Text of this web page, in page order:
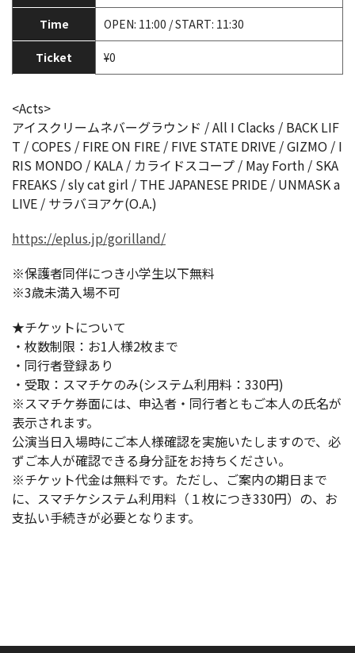
Time OPEN: 11:00 / START: 11:30
Ticket ¥0
<Acts>
アイスクリームネバーグラウンド / All I Clacks / BACK LIF
T / COPES / FIRE ON FIRE / FIVE STATE DRIVE / GIZMO / I
RIS MONDO / KALA / カライドスコープ / May Forth / SKA
FREAKS / sly cat girl / THE JAPANESE PRIDE / UNMASK a
LIVE / サラバヨアケ(O.A.)
https://eplus.jp/gorilland/
※保護者同伴につき小学生以下無料
※3歳未満入場不可
★チケットについて
・枚数制限：お1人様2枚まで
・同行者登録あり
・受取：スマチケのみ(システム利用料：330円)
※スマチケ券面には、申込者・同行者ともご本人の氏名が
表示されます。
公演当日入場時にご本人様確認を実施いたしますので、必
ずご本人が確認できる身分証をお持ちください。
※チケット代金は無料です。ただし、ご案内の期日まで
に、スマチケシステム利用料（１枚につき330円）の、お
支払い手続きが必要となります。